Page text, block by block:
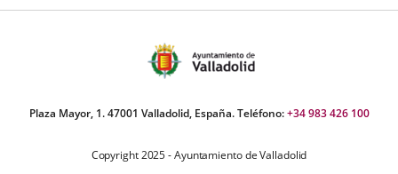
Plaza Mayor, 1. 47001 Valladolid, España. Teléfono:+34 983 426 100
Copyright 2025 - Ayuntamiento de Valladolid